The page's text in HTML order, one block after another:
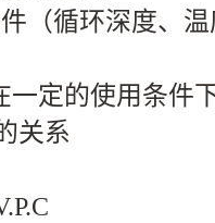
（循环深度、
一定的使用条件
关系